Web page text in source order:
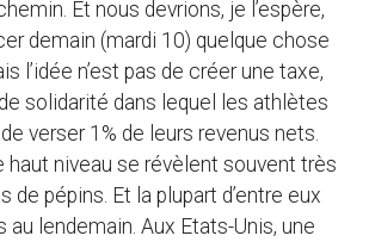
Et nous devrions, je l’espère,
demain (mardi 10) quelque chose
l’idée n’est pas de créer une taxe,
solidarité dans lequel les athlètes
verser 1% de leurs revenus nets.
haut niveau se révèlent souvent très
de pépins. Et la plupart d’entre eux
au lendemain. Aux Etats-Unis, une